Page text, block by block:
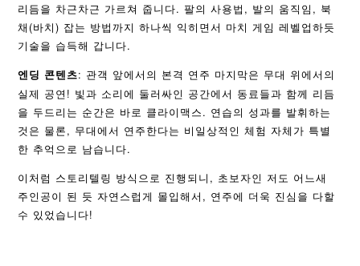
리듬을 차근차근 가르쳐 줍니다. 팔의 사용법, 발의 움직임, 북
채(바치) 잡는 방법까지 하나씩 익히면서 마치 게임 레벨업하듯
기술을 습득해 갑니다.
엔딩 콘텐츠: 관객 앞에서의 본격 연주 마지막은 무대 위에서의
실제 공연! 빛과 소리에 둘러싸인 공간에서 동료들과 함께 리듬
을 두드리는 순간은 바로 클라이맥스. 연습의 성과를 발휘하는
것은 물론, 무대에서 연주한다는 비일상적인 체험 자체가 특별
한 추억으로 남습니다.
이처럼 스토리텔링 방식으로 진행되니, 초보자인 저도 어느새
주인공이 된 듯 자연스럽게 몰입해서, 연주에 더욱 진심을 다할
수 있었습니다!